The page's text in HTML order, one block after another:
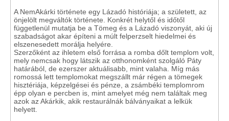
A NemAkárki története egy Lázadó históriája; a született, az
önjelölt megváltók története. Konkrét helytől és időtől
függetlenül mutatja be a Tömeg és a Lázadó viszonyát, aki új
szabadságot akar építeni a múlt felperzselt hiedelmei és
elszenesedett morálja helyére.
Szerzőként az ihletem első forrása a romba dőlt templom volt,
mely nemcsak hogy látszik az otthonomként szolgáló Páty
határából, de ezerszer aktuálisabb, mint valaha. Míg más
romossá lett templomokat megszállt már régen a tömegek
hisztériája, képzelgései és pénze, a zsámbéki templomrom
épp olyan e percben is, mint amelyet még nem találtak meg
azok az Akárkik, akik restaurálnák bálványaikat a lelkük
helyett.